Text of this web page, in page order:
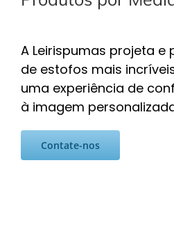
A Leirispumas projeta e
de estofos mais
uma experiência de
à imagem
Contate-nos